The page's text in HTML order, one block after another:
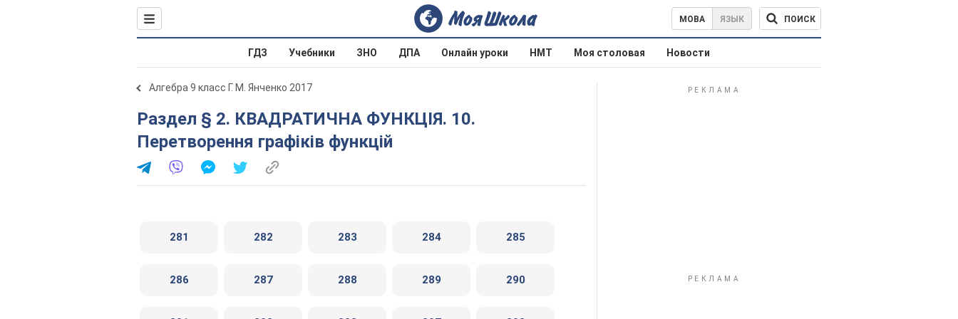
МОВА ЯЗЫК ПОИСК
ГДЗ Учебники ЗНО ДПА Онлайн уроки НМТ Моя столовая Новости
Алгебра 9 класс Г. М. Янченко 2017
Раздел § 2. КВАДРАТИЧНА ФУНКЦІЯ. 10.
Перетворення графіків функцій
281 282 283 284 285
286 287 288 289 290